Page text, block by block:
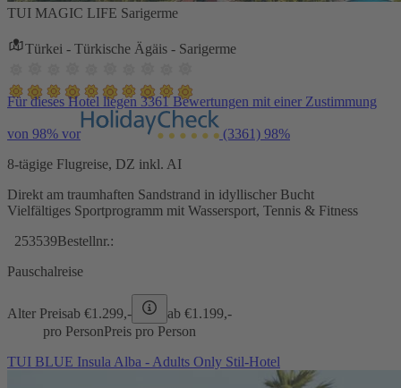
TUI MAGIC LIFE Sarigerme
Türkei - Türkische Ägäis - Sarigerme
Für dieses Hotel liegen 3361 Bewertungen mit einer Zustimmung
von 98% vor (3361) 98%
8-tägige Flugreise, DZ inkl. AI
Direkt am traumhaften Sandstrand in idyllischer Bucht
Vielfältiges Sportprogramm mit Wassersport, Tennis & Fitness
253539Bestellnr.:
Pauschalreise
Alter Preisab €1.299,- ab €1.199,-
pro PersonPreis pro Person
TUI BLUE Insula Alba - Adults Only Stil-Hotel